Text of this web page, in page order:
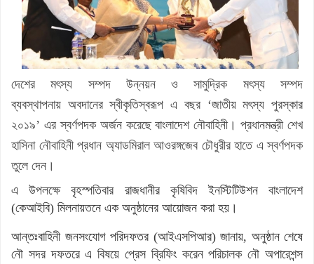
দেশের মৎস্য সম্পদ উন্নয়ন ও সামুদ্রিক মৎস্য সম্পদ
ব্যবস্থাপনায় অবদানের স্বীকৃতিস্বরূপ এ বছর ‘জাতীয় মৎস্য পুরস্কার
২০১৯’ এর স্বর্ণপদক অর্জন করেছে বাংলাদেশ নৌবাহিনী। প্রধানমন্ত্রী শেখ
হাসিনা নৌবাহিনী প্রধান অ্যাডমিরাল আওরঙ্গজেব চৌধুরীর হাতে এ স্বর্ণপদক
তুলে দেন।
এ উপলক্ষে বৃহস্পতিবার রাজধানীর কৃষিবিদ ইনস্টিটিউশন বাংলাদেশ
(কেআইবি) মিলনায়তনে এক অনুষ্ঠানের আয়োজন করা হয়।
আন্তঃবাহিনী জনসংযোগ পরিদফতর (আইএসপিআর) জানায়, অনুষ্ঠান শেষে
নৌ সদর দফতরে এ বিষয়ে প্রেস ব্রিফিং করেন পরিচালক নৌ অপারেশন্স